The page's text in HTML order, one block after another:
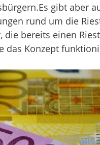
gibt aber
rund um die
die bereits einen
das Konzept